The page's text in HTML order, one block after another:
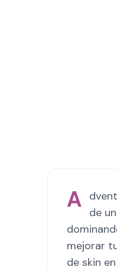
A de
mejorar
de skin